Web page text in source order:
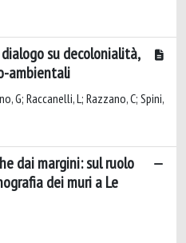
su decolonialità,
ambientali
G; Raccanelli, L; Razzano, C; Spini,
dai margini: sul ruolo
dei muri a Le